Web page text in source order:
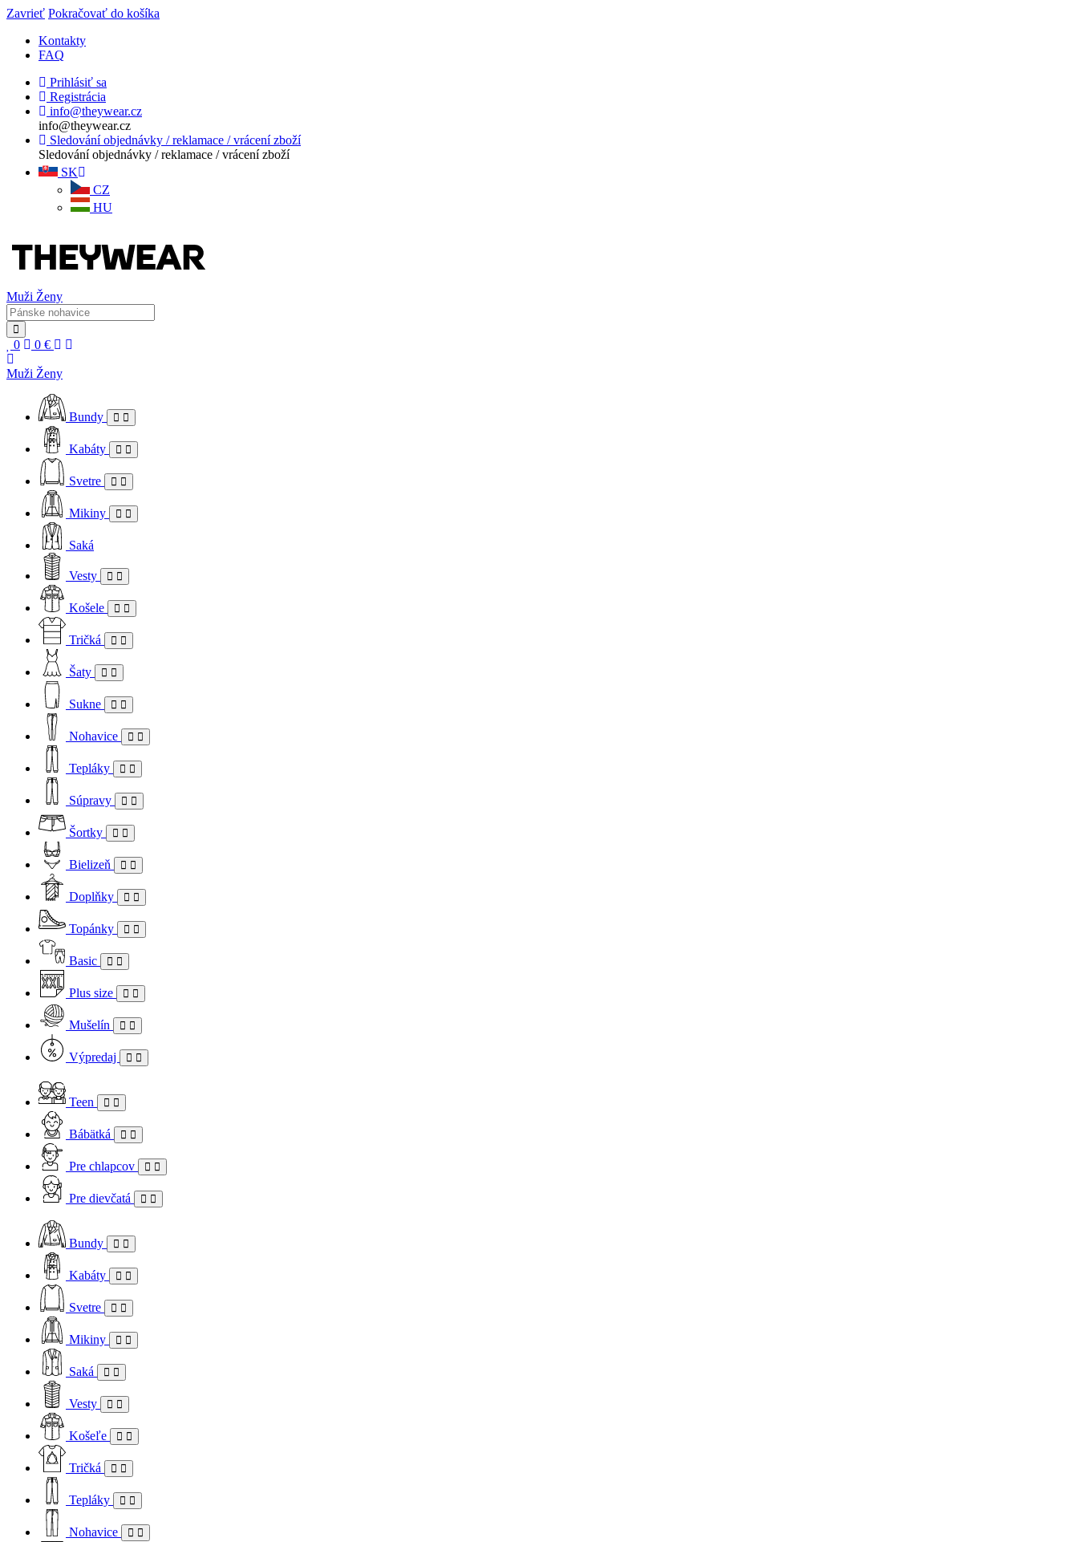
Zavrieť Pokračovať do košíka
Kontakty
FAQ
Prihlásiť sa
Registrácia
info@theywear.cz
info@theywear.cz
Sledování objednávky / reklamace / vrácení zboží
Sledování objednávky / reklamace / vrácení zboží
SK
CZ
HU
Muži Ženy
0 0 €
Muži Ženy
Bundy
Kabáty
Svetre
Mikiny
Saká
Vesty
Košele
Tričká
Šaty
Sukne
Nohavice
Tepláky
Súpravy
Šortky
Bielizeň
Doplňky
Topánky
Basic
Plus size
Mušelín
Výpredaj
Teen
Bábätká
Pre chlapcov
Pre dievčatá
Bundy
Kabáty
Svetre
Mikiny
Saká
Vesty
Košeľe
Tričká
Tepláky
Nohavice